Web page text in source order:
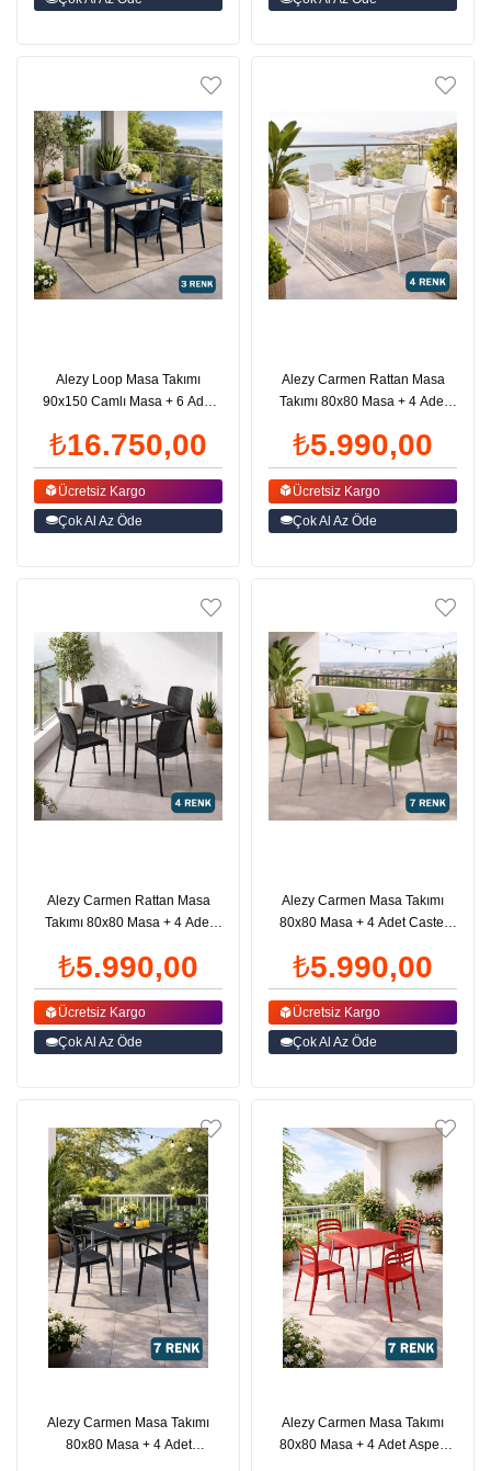
Alezy Loop Masa Takımı
90x150 Camlı Masa + 6 Adet
₺16.750,00
Ücretsiz Kargo
Çok Al Az Öde
Alezy Carmen Rattan Masa
Takımı 80x80 Masa + 4 Adet
ID6413
₺5.990,00
Ücretsiz Kargo
Çok Al Az Öde
Alezy Carmen Rattan Masa
Takımı 80x80 Masa + 4 Adet
ID6409
₺5.990,00
Ücretsiz Kargo
Çok Al Az Öde
Alezy Carmen Masa Takımı
80x80 Masa + 4 Adet Castel
₺5.990,00
Ücretsiz Kargo
Çok Al Az Öde
Alezy Carmen Masa Takımı
80x80 Masa + 4 Adet
Alezy Carmen Masa Takımı
80x80 Masa + 4 Adet Aspen